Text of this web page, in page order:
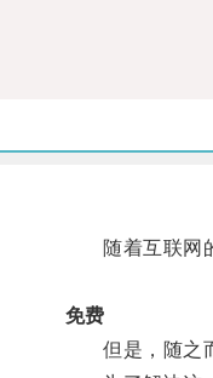
随着互联网的
免费
但是，随之而